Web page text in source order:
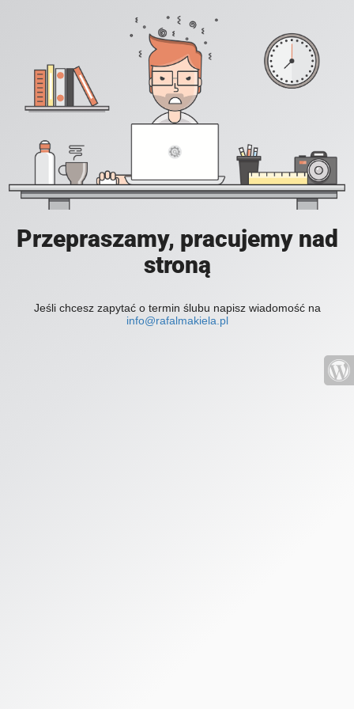
Przepraszamy, pracujemy nad
stroną
Jeśli chcesz zapytać o termin ślubu napisz wiadomość na
info@rafalmakiela.pl